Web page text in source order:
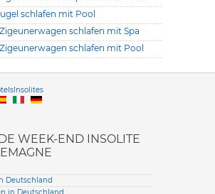
schlafen mit Pool
schlafen mit Spa
schlafen mit Pool
Versione
WEEK-END INSOLITE
Deutschland